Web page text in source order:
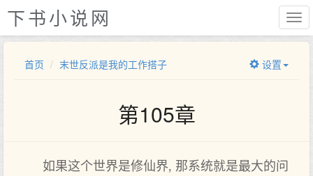
下书小说网
首页 末世反派是我的工作搭子 设置
第105章
如果这个世界是修仙界, 那系统就是最大的问